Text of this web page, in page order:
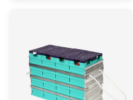
Telecommunication
Distributed Grid Energy
Storage system Mining ...